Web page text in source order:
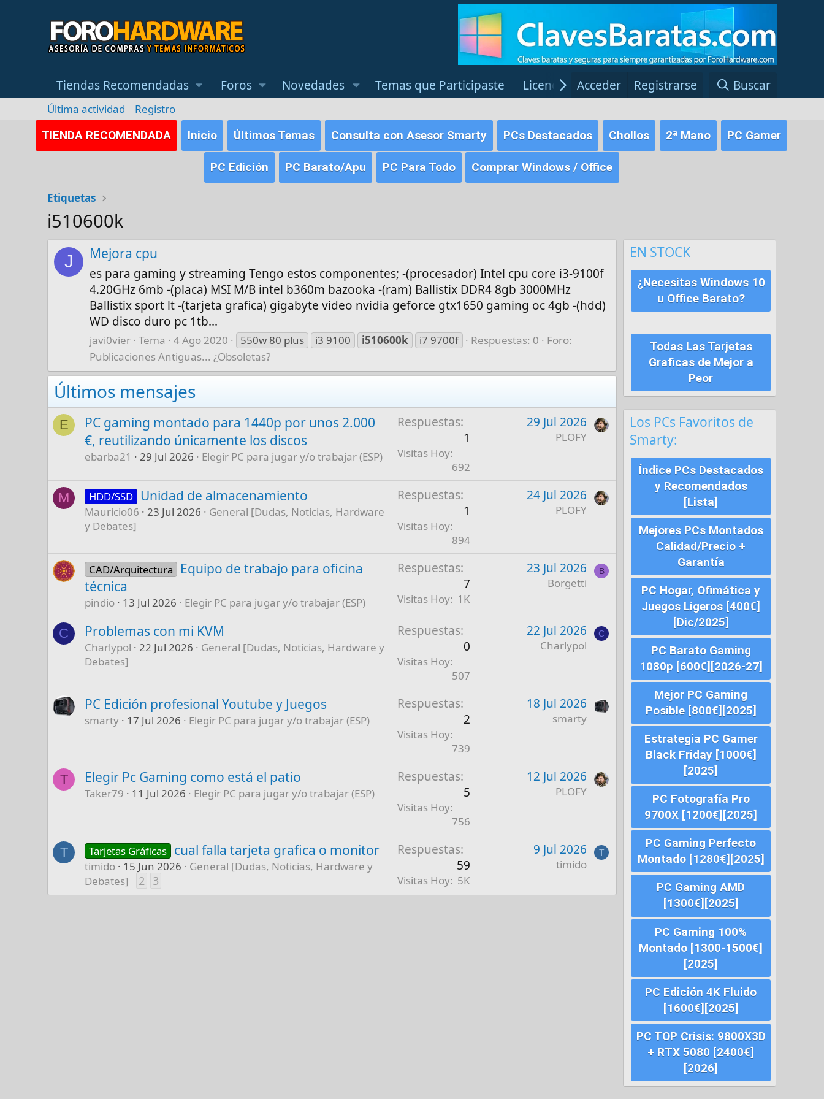
Tiendas Recomendadas Foros Novedades Temas que Participaste Licencias Windows Red Fansite.es
Acceder Registrarse Buscar
Última actividad
Registro
TIENDA RECOMENDADA
Inicio Últimos Temas Consulta con Asesor Smarty PCs Destacados Chollos 2ª Mano PC Gamer
PC Edición PC Barato/Apu PC Para Todo Comprar Windows / Office
Etiquetas
i510600k
J Mejora cpu
es para gaming y streaming Tengo estos componentes; -(procesador) Intel cpu core i3-9100f
4.20GHz 6mb -(placa) MSI M/B intel b360m bazooka -(ram) Ballistix DDR4 8gb 3000MHz
Ballistix sport lt -(tarjeta grafica) gigabyte video nvidia geforce gtx1650 gaming oc 4gb -(hdd)
WD disco duro pc 1tb...
javi0vier Tema 4 Ago 2020 550w 80 plus i3 9100 i510600k i7 9700f Respuestas: 0
Foro:
Publicaciones Antiguas... ¿Obsoletas?
Últimos mensajes
E
PC gaming montado para 1440p por unos 2.000
€, reutilizando únicamente los discos
ebarba21 29 Jul 2026 Elegir PC para jugar y/o trabajar (ESP)
Respuestas
1
Visitas Hoy
692
29 Jul 2026
PLOFY
M HDD/SSD Unidad de almacenamiento
Mauricio06 23 Jul 2026
General [Dudas, Noticias, Hardware
y Debates]
Respuestas
1
Visitas Hoy
894
24 Jul 2026
PLOFY
CAD/Arquitectura
Equipo de trabajo para oficina
técnica
pindio 13 Jul 2026 Elegir PC para jugar y/o trabajar (ESP)
Respuestas
7
Visitas Hoy 1K
23 Jul 2026
Borgetti
B
C Problemas con mi KVM
Charlypol 22 Jul 2026
General [Dudas, Noticias, Hardware y
Debates]
Respuestas
0
Visitas Hoy
507
22 Jul 2026
Charlypol
C
PC Edición profesional Youtube y Juegos
smarty 17 Jul 2026 Elegir PC para jugar y/o trabajar (ESP)
Respuestas
2
Visitas Hoy
739
18 Jul 2026
smarty
T Elegir Pc Gaming como está el patio
Taker79 11 Jul 2026 Elegir PC para jugar y/o trabajar (ESP)
Respuestas
5
Visitas Hoy
756
12 Jul 2026
PLOFY
T Tarjetas Gráficas cual falla tarjeta grafica o monitor
timido 15 Jun 2026
General [Dudas, Noticias, Hardware y
Debates]
2 3
Respuestas
59
Visitas Hoy 5K
9 Jul 2026
timido
T
EN STOCK
¿Necesitas Windows 10
u Office Barato?
Todas Las Tarjetas
Graficas de Mejor a
Peor
Los PCs Favoritos de
Smarty:
Índice PCs Destacados
y Recomendados
[Lista]
Mejores PCs Montados
Calidad/Precio +
Garantía
PC Hogar, Ofimática y
Juegos Ligeros [400€]
[Dic/2025]
PC Barato Gaming
1080p [600€][2026-27]
Mejor PC Gaming
Posible [800€][2025]
Estrategia PC Gamer
Black Friday [1000€]
[2025]
PC Fotografía Pro
9700X [1200€][2025]
PC Gaming Perfecto
Montado [1280€][2025]
PC Gaming AMD
[1300€][2025]
PC Gaming 100%
Montado [1300-1500€]
[2025]
PC Edición 4K Fluido
[1600€][2025]
PC TOP Crisis: 9800X3D
+ RTX 5080 [2400€]
[2026]